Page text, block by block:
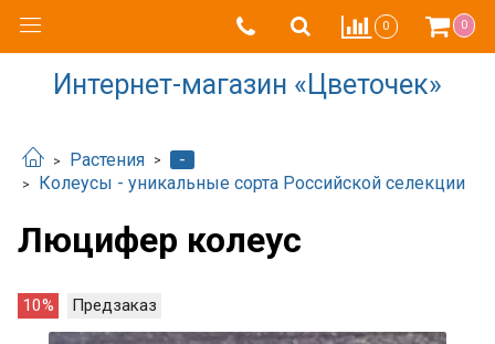
0 0
Интернет-магазин «Цветочек»
Растения
-
Колеусы - уникальные сорта Российской селекции
Люцифер колеус
10% Предзаказ